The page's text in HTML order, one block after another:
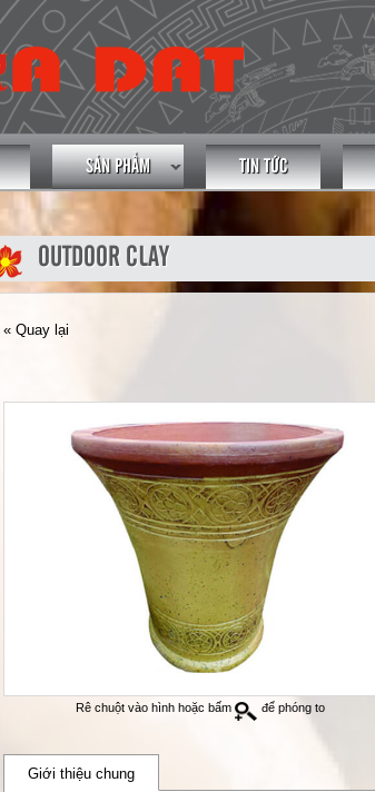
SẢN PHẨM TIN TỨC
OUTDOOR CLAY
« Quay lại
Rê chuột vào hình hoặc bấm để phóng to
Giới thiệu chung